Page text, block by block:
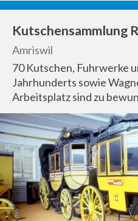
Kutschensammlung
Amriswil
70 Kutschen, Fuhrwerke
Jahrhunderts sowie
Arbeitsplatz sind zu